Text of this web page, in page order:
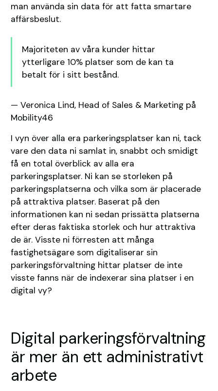
man använda sin data för att fatta smartare
affärsbeslut.
Majoriteten av våra kunder hittar
ytterligare 10% platser som de kan ta
betalt för i sitt bestånd.
— Veronica Lind, Head of Sales & Marketing på
Mobility46
I vyn över alla era parkeringsplatser kan ni, tack
vare den data ni samlat in, snabbt och smidigt
få en total överblick av alla era
parkeringsplatser. Ni kan se storleken på
parkeringsplatserna och vilka som är placerade
på attraktiva platser. Baserat på den
informationen kan ni sedan prissätta platserna
efter deras faktiska storlek och hur attraktiva
de är. Visste ni förresten att många
fastighetsägare som digitaliserar sin
parkeringsförvaltning hittar platser de inte
visste fanns när de indexerar sina platser i en
digital vy?
Digital parkeringsförvaltning
är mer än ett administrativt
arbete